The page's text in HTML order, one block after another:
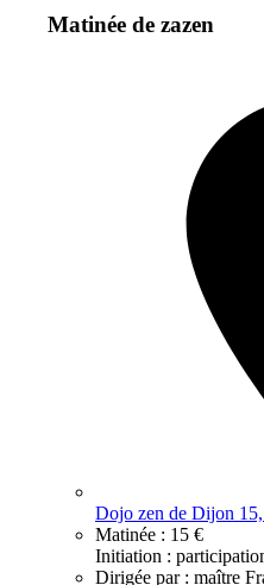
Matinée de zazen
Dojo zen de Dijon
Matinée : 15 €
Initiation :
Dirigée par : maître